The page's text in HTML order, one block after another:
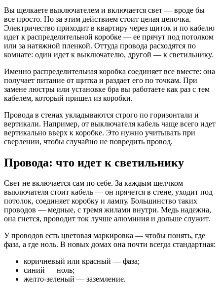
Вы щелкаете выключателем и включается свет — вроде бы
все просто. Но за этим действием стоит целая цепочка.
Электричество приходит в квартиру через щиток и по кабелю
идет к распределительной коробке — ее прячут под потолком
или за натяжной пленкой. Оттуда провода расходятся по
комнате: один идет к выключателю, другой — к светильнику.
Именно распределительная коробка соединяет все вместе: она
получает питание от щитка и раздает его по точкам. При
замене люстры или установке бра вы работаете как раз с тем
кабелем, который пришел из коробки.
Провода в стенах укладываются строго по горизонтали и
вертикали. Например, от выключателя кабель чаще всего идет
вертикально вверх к коробке. Это нужно учитывать при
сверлении, чтобы случайно не повредить провод.
Провода: что идет к светильнику
Свет не включается сам по себе. За каждым щелчком
выключателя стоит кабель — он прячется в стене, уходит под
потолок, соединяет коробку и лампу. Большинство таких
проводов — медные, с тремя жилами внутри. Медь надежна,
она гнется, проводит ток лучше алюминия и дольше служит.
У проводов есть цветовая маркировка — чтобы понять, где
фаза, а где ноль. В новых домах она почти всегда стандартная:
коричневый или красный — фаза;
синий — ноль;
желто-зеленый — заземление.